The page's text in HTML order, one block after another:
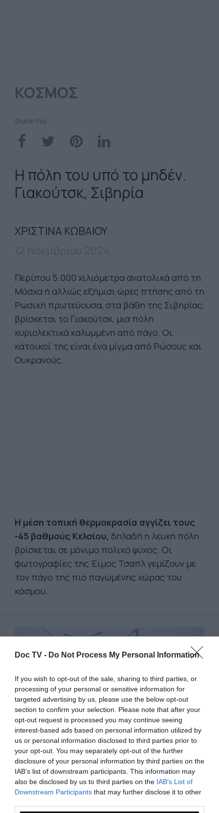
Doc TV - Do Not Process My Personal Information
If you wish to opt-out of the sale, sharing to third parties, or
processing of your personal or sensitive information for
targeted advertising by us, please use the below opt-out
section to confirm your selection. Please note that after your
opt-out request is processed you may continue seeing
interest-based ads based on personal information utilized by
us or personal information disclosed to third parties prior to
your opt-out. You may separately opt-out of the further
disclosure of your personal information by third parties on the
IAB’s list of downstream participants. This information may
also be disclosed by us to third parties on the IAB’s List of
Downstream Participants that may further disclose it to other
ΚΟΣΜΟΣ
Share this
Η πόλη του υπό το μηδέν.
Γιακούτσκ, Σιβηρία
ΧΡΙΣΤΙΝΑ ΚΩΒΑΙΟΥ
Περίπου 5.000 χιλιόμετρα ανατολικά από τη
Μόσχα ή αλλιώς εξήμισι ώρες πτήσης από τη
Ρωσική πρωτεύουσα, στα βάθη της Σιβηρίας,
βρίσκεται το Γιακούτσκ, μια πόλη
κυριολεκτικά καλυμμένη από πάγο. Οι
κάτοικοί της είναι ένα μίγμα από Ρώσους και
Ουκρανούς.
H μέση τοπική θερμοκρασία αγγίζει τους
-45 βαθμούς Κελσίου, δηλαδή η λευκή πόλη
βρίσκεται σε μόνιμο πολικό ψύχος. Οι
φωτογραφίες της Έιμος Τσαπλ γεμίζουν με
τον πάγο της πιο παγωμένης χώρας του
κόσμου.
Κεντρική Πλατεία, -53 βαθμοί Κελσίου